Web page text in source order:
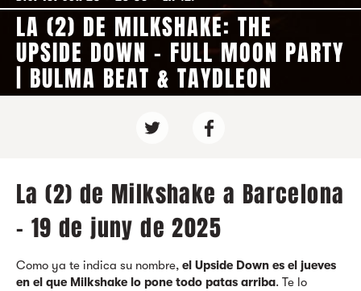
LA (2) DE MILKSHAKE: THE
UPSIDE DOWN - FULL MOON PARTY
| BULMA BEAT & TAYDLEON
La (2) de Milkshake a Barcelona
- 19 de juny de 2025
Como ya te indica su nombre, el Upside Down es el jueves
en el que Milkshake lo pone todo patas arriba. Te lo